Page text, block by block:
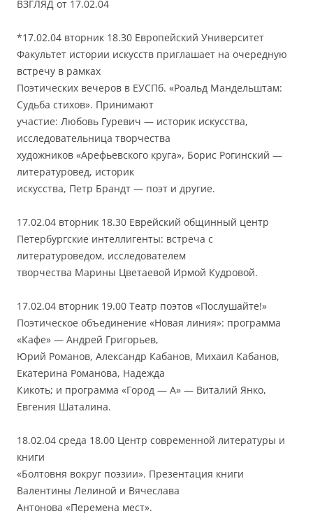
ВЗГЛЯД от 17.02.04
*17.02.04 вторник 18.30 Европейский Университет
Факультет истории искусств приглашает на очередную
встречу в рамках
Поэтических вечеров в ЕУСПб. «Роальд Мандельштам:
Судьба стихов». Принимают
участие: Любовь Гуревич — историк искусства,
исследовательница творчества
художников «Арефьевского круга», Борис Рогинский —
литературовед, историк
искусства, Петр Брандт — поэт и другие.
17.02.04 вторник 18.30 Еврейский общинный центр
Петербургские интеллигенты: встреча с
литературоведом, исследователем
творчества Марины Цветаевой Ирмой Кудровой.
17.02.04 вторник 19.00 Театр поэтов «Послушайте!»
Поэтическое объединение «Новая линия»: программа
«Кафе» — Андрей Григорьев,
Юрий Романов, Александр Кабанов, Михаил Кабанов,
Екатерина Романова, Надежда
Кикоть; и программа «Город — А» — Виталий Янко,
Евгения Шаталина.
18.02.04 среда 18.00 Центр современной литературы и
книги
«Болтовня вокруг поэзии». Презентация книги
Валентины Лелиной и Вячеслава
Антонова «Перемена мест».